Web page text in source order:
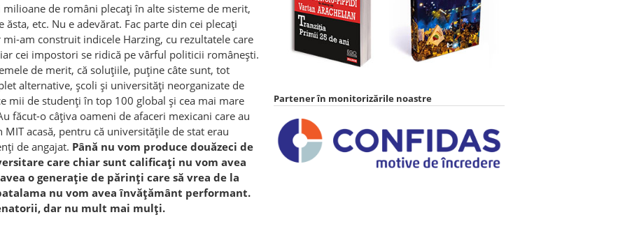
de români plecați în alte sisteme de merit,
etc. Nu e adevărat. Fac parte din cei plecați
am construit indicele Harzing, cu rezultatele care
cei impostori se ridică pe vârful politicii românești.
de merit, că soluțiile, puține câte sunt, tot
alternative, școli și universități neorganizate de
mii de studenți în top 100 global și cea mai mare
făcut-o câțiva oameni de afaceri mexicani care au
acasă, pentru că universitățile de stat erau
de angajat. Până nu vom produce douăzeci de
care chiar sunt calificați nu vom avea
o generație de părinți care să vrea de la
nu vom avea învățământ performant.
dar nu mult mai mulți.
Partener în monitorizările noastre